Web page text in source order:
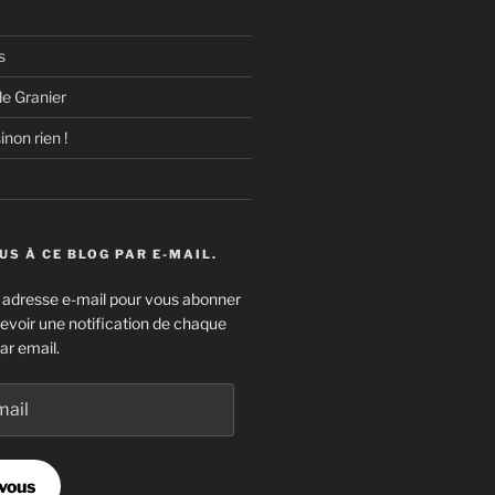
Granier
rien !
À CE BLOG PAR E-MAIL.
e-mail pour vous abonner
une notification de chaque
email.